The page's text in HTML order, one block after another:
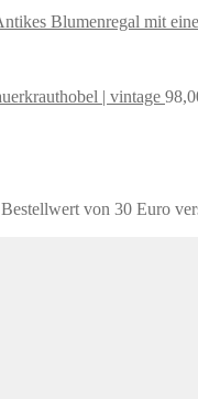
Blumenregal mit
| vintage
von 30 Euro